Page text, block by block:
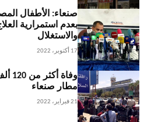
صنعاء: الأطفال
بعدم استمرارية
والاستغلال
17 أكتوبر، 2022
مطار صنعاء
21 فبراير، 2022